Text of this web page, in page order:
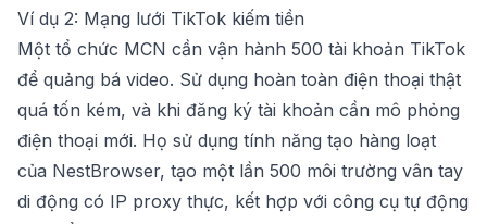
Ví dụ 2: Mạng lưới TikTok kiếm tiền
Một tổ chức MCN cần vận hành 500 tài khoản TikTok
để quảng bá video. Sử dụng hoàn toàn điện thoại thật
quá tốn kém, và khi đăng ký tài khoản cần mô phỏng
điện thoại mới. Họ sử dụng tính năng tạo hàng loạt
của NestBrowser, tạo một lần 500 môi trường vân tay
di động có IP proxy thực, kết hợp với công cụ tự động